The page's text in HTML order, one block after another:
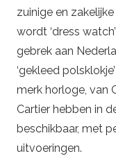
zuinige en
wordt ‘dress
gebrek aan
‘gekleed
merk horloge, van
Cartier hebben in
beschikbaar, met
uitvoeringen.